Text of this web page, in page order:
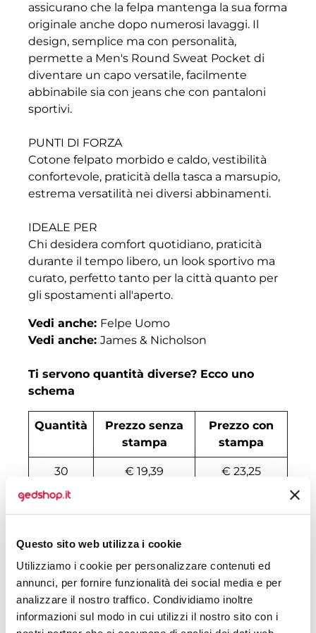
Questo sito web utilizza i cookie
Utilizziamo i cookie per personalizzare contenuti ed
annunci, per fornire funzionalità dei social media e per
analizzare il nostro traffico. Condividiamo inoltre
informazioni sul modo in cui utilizzi il nostro sito con i
assicurano che la felpa mantenga la sua forma
originale anche dopo numerosi lavaggi. Il
design, semplice ma con personalità,
permette a Men's Round Sweat Pocket di
diventare un capo versatile, facilmente
abbinabile sia con jeans che con pantaloni
sportivi.
PUNTI DI FORZA
Cotone felpato morbido e caldo, vestibilità
confortevole, praticità della tasca a marsupio,
estrema versatilità nei diversi abbinamenti.
IDEALE PER
Chi desidera comfort quotidiano, praticità
durante il tempo libero, un look sportivo ma
curato, perfetto tanto per la città quanto per
gli spostamenti all'aperto.
Vedi anche: Felpe Uomo
Vedi anche: James & Nicholson
Ti servono quantità diverse? Ecco uno
schema
Quantità
Prezzo senza
stampa
Prezzo con
stampa
30 € 19,39 € 23,25
50
500 € 16,42 € 18,35
1000 € 15,34 € 17,79